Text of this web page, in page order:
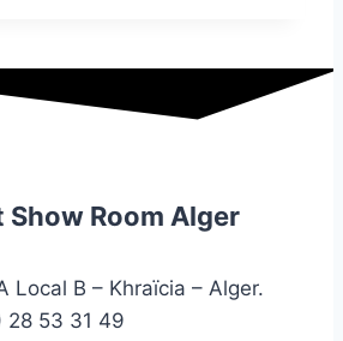
Show Room Alger
Local B – Khraïcia – Alger.
28 53 31 49